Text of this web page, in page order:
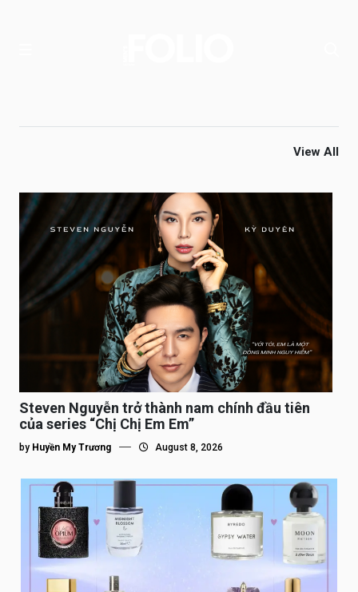
View All
Steven Nguyễn trở thành nam chính đầu tiên
của series “Chị Chị Em Em”
by Huyền My Trương August 8, 2026